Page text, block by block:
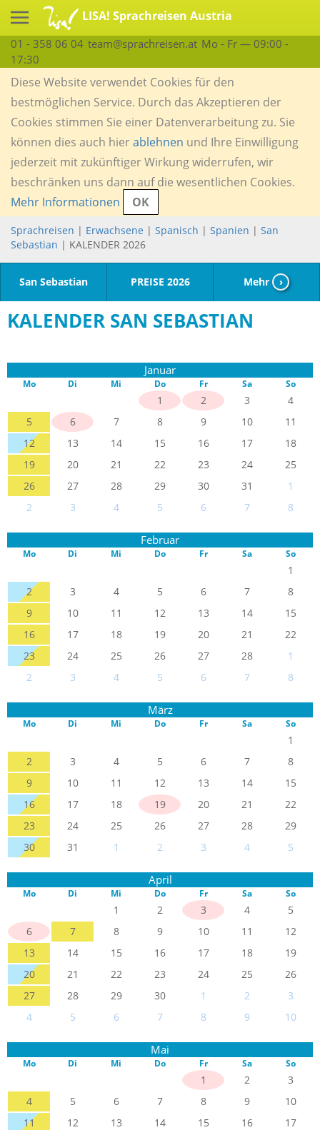
LISA! Sprachreisen Austria
01 - 358 06 04 team@sprachreisen.at Mo - Fr — 09:00 -
17:30
Diese Website verwendet Cookies für den
bestmöglichen Service. Durch das Akzeptieren der
Cookies stimmen Sie einer Datenverarbeitung zu. Sie
können dies auch hierablehnen und Ihre Einwilligung
jederzeit mit zukünftiger Wirkung widerrufen, wir
beschränken uns dann auf die wesentlichen Cookies.
Mehr Informationen
OK
Sprachreisen | Erwachsene | Spanisch | Spanien | San
Sebastian | KALENDER 2026
San Sebastian PREISE 2026 Mehr ›
KALENDER SAN SEBASTIAN
Januar
Mo Di Mi Do Fr Sa So
1 2 3
4
5
6 7 8 9 10
11
12
13 14 15 16 17
18
19
20 21 22 23 24
25
26
27 28 29 30 31
1
2
3 4 5 6 7 8
Februar
Mo Di Mi Do Fr Sa So
1
2
3 4 5 6 7
8
9
10 11 12 13 14
15
16
17 18 19 20 21
22
23
24 25 26 27 28
1
2
3 4 5 6 7 8
März
Mo Di Mi Do Fr Sa So
1
2
3 4 5 6 7
8
9
10 11 12 13 14
15
16
17 18 19 20 21
22
23
24 25 26 27 28
29
30
31 1 2 3 4 5
April
Mo Di Mi Do Fr Sa So
1 2 3 4
5
6
7 8 9 10 11
12
13
14 15 16 17 18
19
20
21 22 23 24 25
26
27
28 29 30 1 2
3
4
5 6 7 8 9 10
Mai
Mo Di Mi Do Fr Sa So
1 2
3
4
5 6 7 8 9
10
11
12 13 14 15 16
17